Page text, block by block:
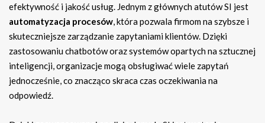
efektywność i jakość usług. Jednym z głównych atutów SI jest
automatyzacja procesów, która pozwala firmom na szybsze i
skuteczniejsze zarządzanie zapytaniami klientów. Dzięki
zastosowaniu chatbotów oraz systemów opartych na sztucznej
inteligencji, organizacje mogą obsługiwać wiele zapytań
jednocześnie, co znacząco skraca czas oczekiwania na
odpowiedź.